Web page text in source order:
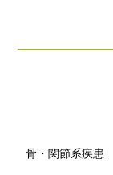
骨・関節系疾患